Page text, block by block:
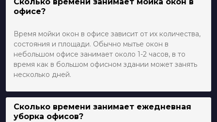
Сколько времени занимает мойка окон в
офисе?
Время мойки окон в офисе зависит от их количества,
состояния и площади. Обычно мытье окон в
небольшом офисе занимает около 1-2 часов, в то
время как в большом офисном здании может занять
несколько дней.
Сколько времени занимает ежедневная
уборка офисов?